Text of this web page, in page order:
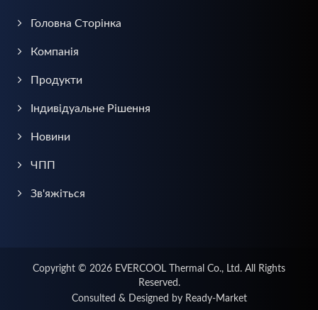
Головна Сторінка
Компанія
Продукти
Індивідуальне Рішення
Новини
ЧПП
Зв'яжіться
Copyright © 2026 EVERCOOL Thermal Co., Ltd. All Rights
Reserved.
Consulted & Designed by Ready-Market